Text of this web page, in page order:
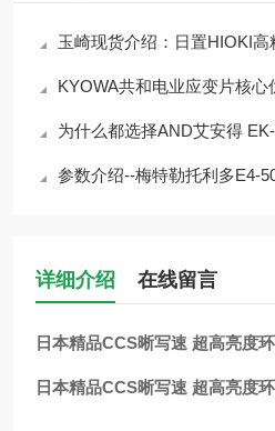
玉崎现货介绍：日置HIOKI
KYOWA共和电业应变片核心
为什么都选择AND艾安得
参数介绍--梅特勒托利多E4-
详细介绍 在线留言
日本精品CCS晰写速 超高亮度
日本精品CCS晰写速 超高亮度